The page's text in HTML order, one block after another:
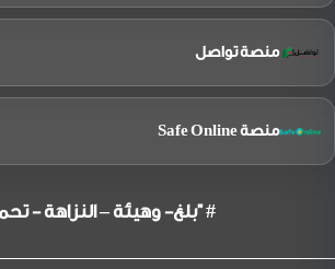
منصة تواصل
منصة Safe Online
# "بلغ- وهيئة – النزاهة -